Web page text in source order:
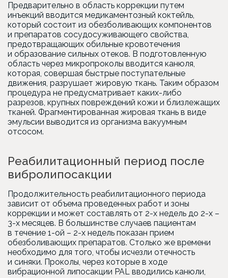
Предварительно в область коррекции путем
инъекций вводится медикаментозный коктейль,
который состоит из обезболивающих компонентов
и препаратов сосудосуживающего свойства,
предотвращающих обильные кровотечения
и образование сильных отеков. В подготовленную
область через микропроколы вводится канюля,
которая, совершая быстрые поступательные
движения, разрушает жировую ткань. Таким образом
процедура не предусматривает каких-либо
разрезов, крупных повреждений кожи и близлежащих
тканей. Фрагментированная жировая ткань в виде
эмульсии выводится из организма вакуумным
отсосом.
Реабилитационный период после
вибролипосакции
Продолжительность реабилитационного периода
зависит от объема проведенных работ и зоны
коррекции и может составлять от 2-х недель до 2-х –
3-х месяцев. В большинстве случаев пациентам
в течение 1-ой – 2-х недель показан прием
обезболивающих препаратов. Столько же времени
необходимо для того, чтобы исчезли отечность
и синяки. Проколы, через которые в ходе
вибрационной липосакции PAL вводились канюли,